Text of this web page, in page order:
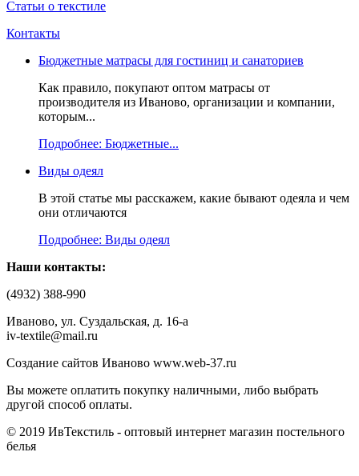
Статьи о текстиле
Контакты
Бюджетные матрасы для гостиниц и санаториев
Как правило, покупают оптом матрасы от
производителя из Иваново, организации и компании,
которым...
Подробнее: Бюджетные...
Виды одеял
В этой статье мы расскажем, какие бывают одеяла и чем
они отличаются
Подробнее: Виды одеял
Наши контакты:
(4932) 388-990
Иваново, ул. Суздальская, д. 16-а
iv-textile@mail.ru
Создание сайтов Иваново www.web-37.ru
Вы можете оплатить покупку наличными, либо выбрать
другой способ оплаты.
© 2019 ИвТекстиль - оптовый интернет магазин постельного
белья